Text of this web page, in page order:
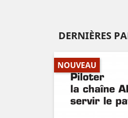
DERNIÈRES
NOUVEAU